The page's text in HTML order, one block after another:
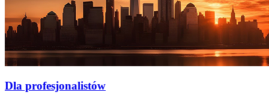
Dla profesjonalistów